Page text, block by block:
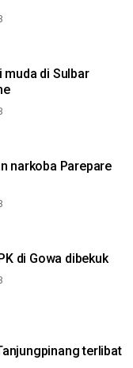
muda di Sulbar
narkoba Parepare
di Gowa dibekuk
terlibat